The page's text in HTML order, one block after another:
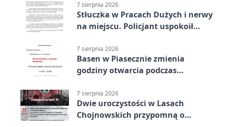
7 sierpnia 2026
Stłuczka w Pracach Dużych i nerwy
na miejscu. Policjant uspokoił
7 sierpnia 2026
Basen w Piasecznie zmienia
godziny otwarcia podczas
7 sierpnia 2026
Dwie uroczystości w Lasach
Chojnowskich przypomną o